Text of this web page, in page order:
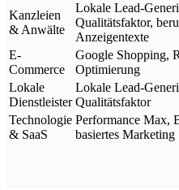
Kanzleien
& Anwälte
Lokale Lead-
Qualitätsfaktor,
Anzeigentexte
E-
Commerce
Google Shopping,
Optimierung
Lokale
Dienstleister
Lokale Lead-
Qualitätsfaktor
Technologie
& SaaS
Performance Max,
basiertes Marketing